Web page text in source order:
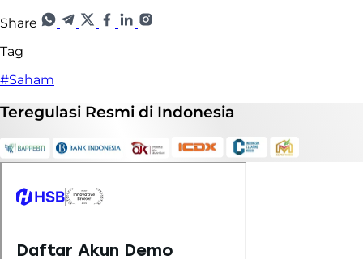
Share
Tag
#Saham
Teregulasi Resmi di Indonesia